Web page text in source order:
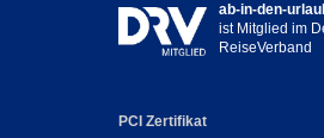
ab-in-den-
ist Mitglied im
ReiseVerband
PCI Zertifikat